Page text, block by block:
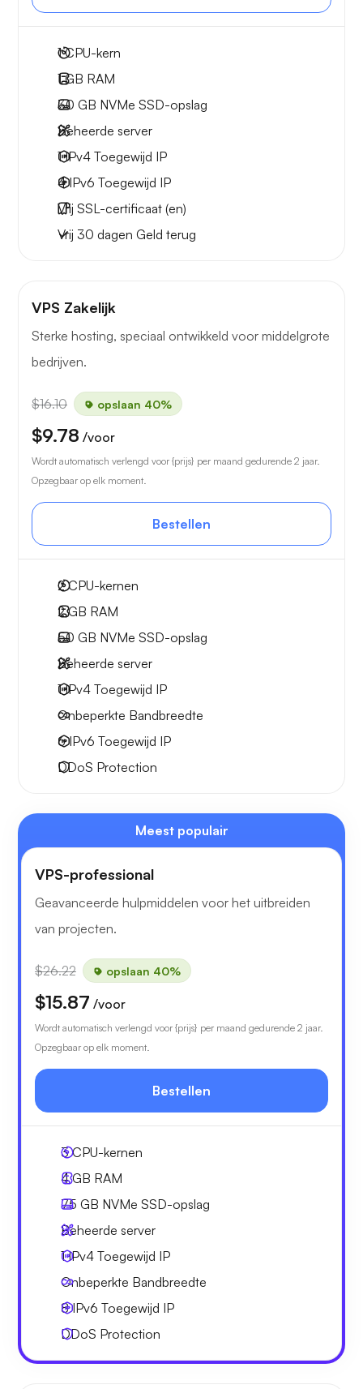
1CPU-kern
1 GB RAM
30 GB NVMe SSD-opslag
Beheerde server
1 IPv4 Toegewijd IP
4 IPv6 Toegewijd IP
Vrij SSL-certificaat (en)
Vrij 30 dagen Geld terug
VPS Zakelijk
Sterke hosting, speciaal ontwikkeld voor middelgrote
bedrijven.
$16.10 opslaan 40%
$9.78 /voor
Wordt automatisch verlengd voor {prijs} per maand gedurende 2 jaar.
Opzegbaar op elk moment.
Bestellen
2CPU-kernen
2 GB RAM
50 GB NVMe SSD-opslag
Beheerde server
1 IPv4 Toegewijd IP
Onbeperkte Bandbreedte
6 IPv6 Toegewijd IP
DDoS Protection
Meest populair
VPS-professional
Geavanceerde hulpmiddelen voor het uitbreiden
van projecten.
$26.22 opslaan 40%
$15.87 /voor
Wordt automatisch verlengd voor {prijs} per maand gedurende 2 jaar.
Opzegbaar op elk moment.
Bestellen
3CPU-kernen
4 GB RAM
75 GB NVMe SSD-opslag
Beheerde server
1 IPv4 Toegewijd IP
Onbeperkte Bandbreedte
8 IPv6 Toegewijd IP
DDoS Protection